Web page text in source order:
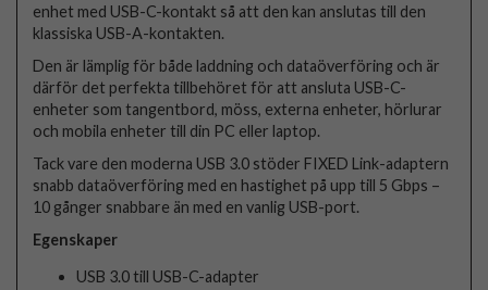
enhet med USB-C-kontakt så att den kan anslutas till den
klassiska USB-A-kontakten.
Den är lämplig för både laddning och dataöverföring och är
därför det perfekta tillbehöret för att ansluta USB-C-
enheter som tangentbord, möss, externa enheter, hörlurar
och mobila enheter till din PC eller laptop.
Tack vare den moderna USB 3.0 stöder FIXED Link-adaptern
snabb dataöverföring med en hastighet på upp till 5 Gbps –
10 gånger snabbare än med en vanlig USB-port.
Egenskaper
USB 3.0 till USB-C-adapter